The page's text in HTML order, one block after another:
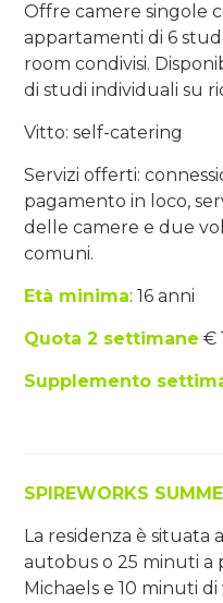
Offre camere singole
appartamenti di 6
room condivisi.
di studi individuali su
Vitto: self-catering
Servizi offerti:
pagamento in loco,
delle camere e due
comuni.
Età minima: 16 anni
Quota 2 settimane €
Supplemento
SPIREWORKS
La residenza è situata
autobus o 25 minuti a
Michaels e 10 minuti di